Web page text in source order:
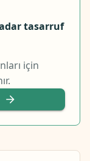
tasarruf
için